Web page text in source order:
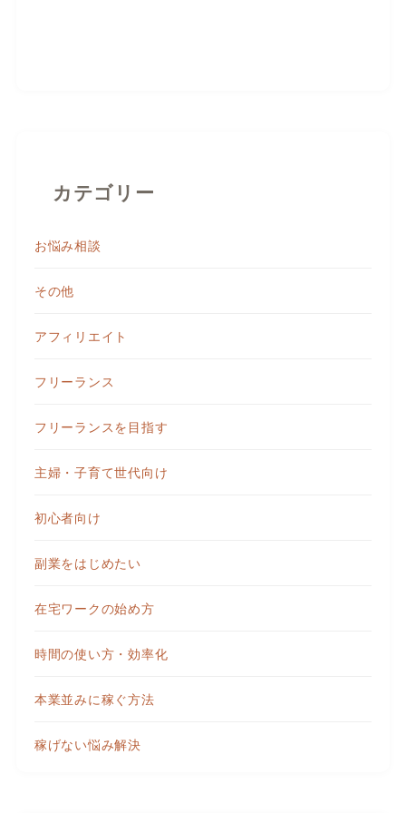
カテゴリー
お悩み相談
その他
アフィリエイト
フリーランス
フリーランスを目指す
主婦・子育て世代向け
初心者向け
副業をはじめたい
在宅ワークの始め方
時間の使い方・効率化
本業並みに稼ぐ方法
稼げない悩み解決